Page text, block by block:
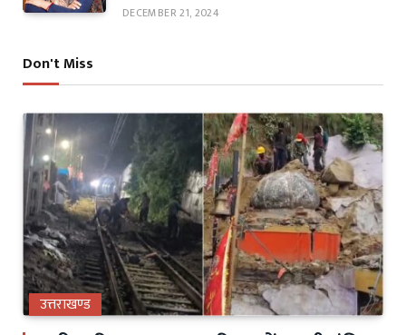
DECEMBER 21, 2024
Don't Miss
उत्तराखण्ड